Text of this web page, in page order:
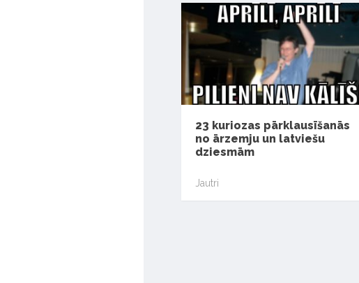
23 kuriozas pārklausīšanās
no ārzemju un latviešu
dziesmām
Jautri